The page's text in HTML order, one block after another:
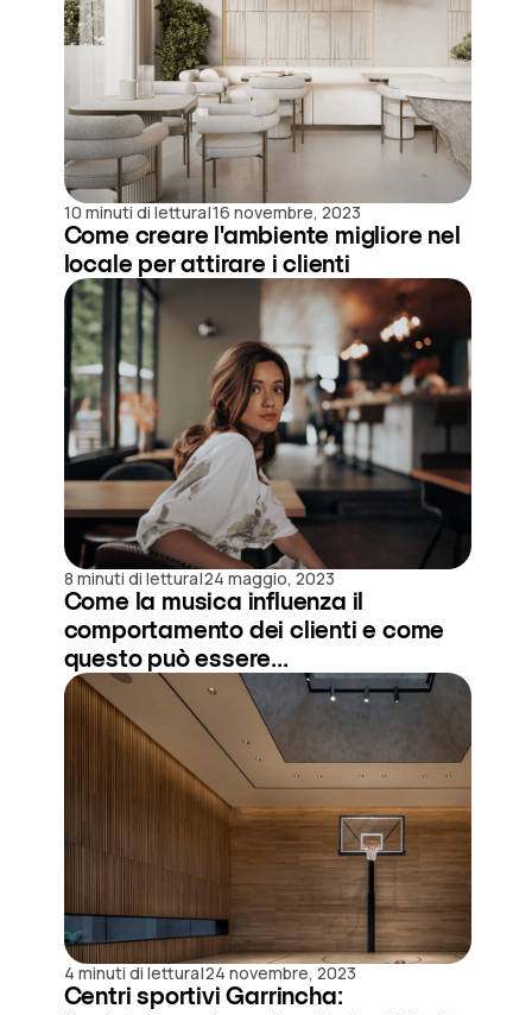
10 minuti di lettura|16 novembre, 2023
Come creare l'ambiente migliore nel
locale per attirare i clienti
8 minuti di lettura|24 maggio, 2023
Come la musica influenza il
comportamento dei clienti e come
questo può essere...
4 minuti di lettura|24 novembre, 2023
Centri sportivi Garrincha: